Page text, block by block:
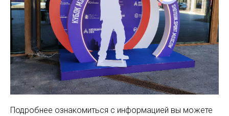
Подробнее ознакомиться с информацией вы можете